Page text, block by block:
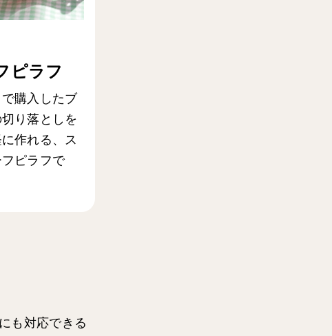
ピラフ
購入したブ
り落としを
作れる、ス
ピラフで
も対応できる